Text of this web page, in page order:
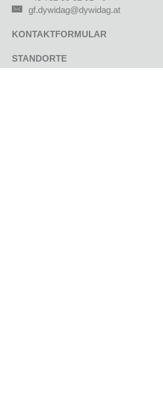
gf.dywidag@dywidag.at
KONTAKTFORMULAR
STANDORTE